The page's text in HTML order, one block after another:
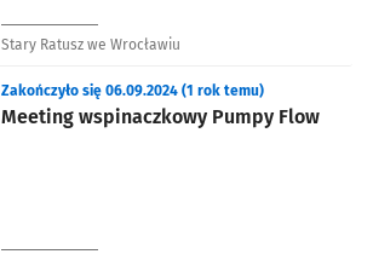
Stary Ratusz we Wrocławiu
Meeting wspinaczkowy Pumpy Flow
Zakończyło się 06.09.2024 (1 rok temu)